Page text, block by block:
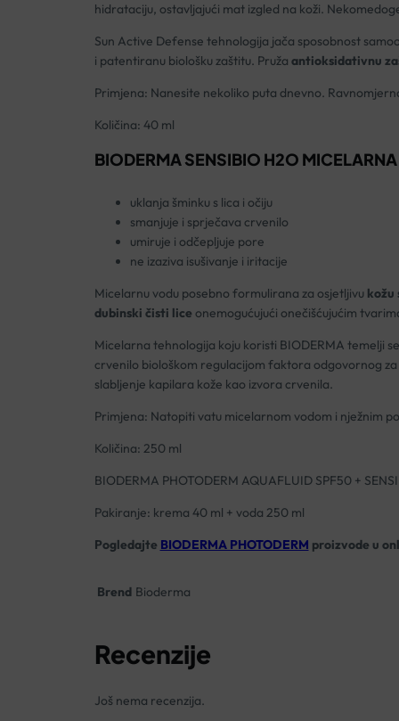
hidrataciju, ostavljajući mat izgled na koži.
Sun Active Defense tehnologija jača sposobnost
i patentiranu biološku zaštitu. Pruža antioksidativnu
Primjena: Nanesite nekoliko puta dnevno.
Količina: 40 ml
BIODERMA SENSIBIO H2O
uklanja šminku s lica i očiju
smanjuje i sprječava crvenilo
umiruje i odčepljuje pore
ne izaziva isušivanje i iritacije
Micelarnu vodu posebno formulirana za osjetljivu kožu
dubinski čisti lice onemogućujući onečišćujućim
Micelarna tehnologija koju koristi BIODERMA temelji
crvenilo biološkom regulacijom faktora odgovornog
slabljenje kapilara kože kao izvora crvenila.
Primjena: Natopiti vatu micelarnom vodom i nježnim
Količina: 250 ml
BIODERMA PHOTODERM AQUAFLUID SPF50 +
Pakiranje: krema 40 ml + voda 250 ml
Pogledajte BIODERMA PHOTODERM proizvode u
Brend Bioderma
Recenzije
Još nema recenzija.